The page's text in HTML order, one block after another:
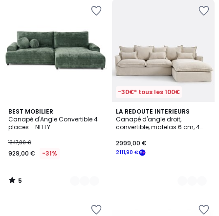
BEST MOBILIER
Canapé d'Angle Convertible 4
places - NELLY
1347,00 €
929,00 € -31%
5
/
5
9
Couleurs
5
/
-30€* tous les 100€
LA REDOUTE INTERIEURS
Canapé d'angle droit,
convertible, matelas 6 cm, 4
2111,90 €
2999,00 €
9
Couleurs